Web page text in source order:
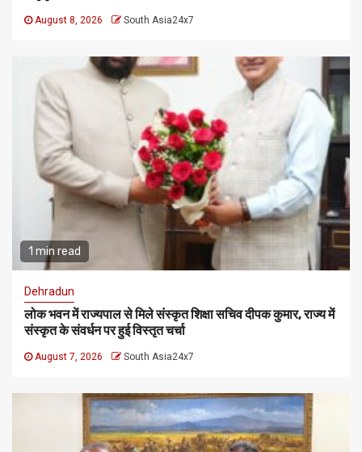
August 8, 2026 South Asia24x7
1 min read
Dehradun
लोक भवन में राज्यपाल से मिले संस्कृत शिक्षा सचिव दीपक कुमार, राज्य में
संस्कृत के संवर्धन पर हुई विस्तृत चर्चा
August 7, 2026 South Asia24x7